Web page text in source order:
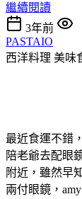
繼續閱讀
3年前
PASTAIO
西洋料理 美味
最近食運不錯
陪老爺去配眼
附近，雖然早
兩付眼鏡，